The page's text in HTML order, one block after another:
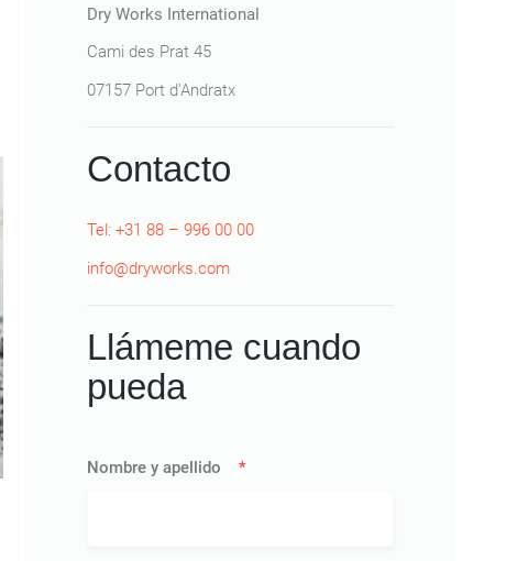
Dry Works International
Cami des Prat 45
07157 Port d'Andratx
Contacto
Tel: +31 88 – 996 00 00
info@dryworks.com
Llámeme cuando
pueda
Nombre y apellido *